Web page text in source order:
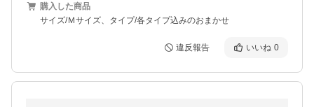
購入した商品
サイズ/Ｍサイズ、タイプ/各タイプ込みのおまかせ
違反報告 いいね 0